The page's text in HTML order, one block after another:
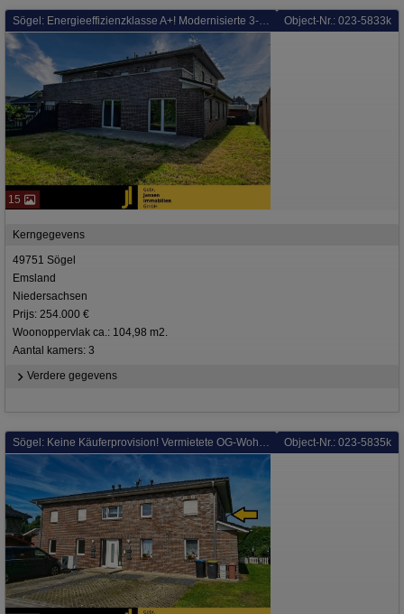
Sögel: Energieeffizienzklasse A+! Modernisierte 3-Zimmer-Wohnung mit Garten und Terrasse! Object-Nr.: 023-5833k
15
Kerngegevens
49751 Sögel
Emsland
Niedersachsen
Prijs: 254.000 €
Woonoppervlak ca.: 104,98 m2.
Aantal kamers: 3
Verdere gegevens
Sögel: Keine Käuferprovision! Vermietete OG-Wohnung in Sögel! Energieeffizienzklasse A+! Object-Nr.: 023-5835k